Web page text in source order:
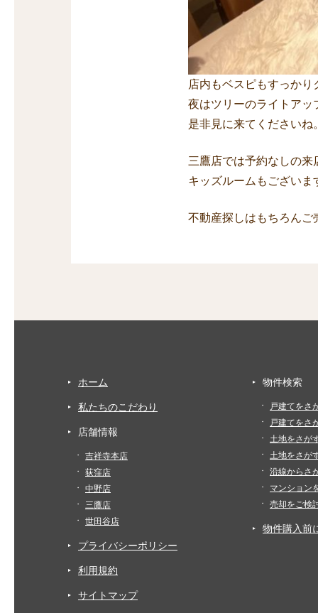
店内もベスピもすっかり
夜はツリーのライトアッ
是非見に来てくださいね
三鷹店では予約なしの来
キッズルームもござい
不動産探しはもちろんご
ホーム
私たちのこだわり
店舗情報
吉祥寺本店
荻窪店
中野店
三鷹店
世田谷店
プライバシーポリシー
利用規約
サイトマップ
物件検索
戸建てをさ
戸建てをさ
土地をさが
土地をさが
沿線からさ
マンション
売却をご検
物件購入前